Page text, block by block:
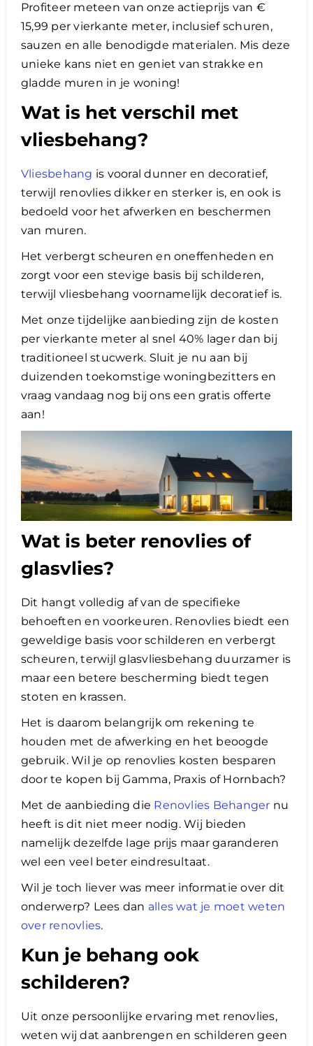
Profiteer meteen van onze actieprijs van €
15,99 per vierkante meter, inclusief schuren,
sauzen en alle benodigde materialen. Mis deze
unieke kans niet en geniet van strakke en
gladde muren in je woning!
Wat is het verschil met
vliesbehang?
Vliesbehang is vooral dunner en decoratief,
terwijl renovlies dikker en sterker is, en ook is
bedoeld voor het afwerken en beschermen
van muren.
Het verbergt scheuren en oneffenheden en
zorgt voor een stevige basis bij schilderen,
terwijl vliesbehang voornamelijk decoratief is.
Met onze tijdelijke aanbieding zijn de kosten
per vierkante meter al snel 40% lager dan bij
traditioneel stucwerk. Sluit je nu aan bij
duizenden toekomstige woningbezitters en
vraag vandaag nog bij ons een gratis offerte
aan!
Wat is beter renovlies of
glasvlies?
Dit hangt volledig af van de specifieke
behoeften en voorkeuren. Renovlies biedt een
geweldige basis voor schilderen en verbergt
scheuren, terwijl glasvliesbehang duurzamer is
maar een betere bescherming biedt tegen
stoten en krassen.
Het is daarom belangrijk om rekening te
houden met de afwerking en het beoogde
gebruik. Wil je op renovlies kosten besparen
door te kopen bij Gamma, Praxis of Hornbach?
Met de aanbieding die Renovlies Behanger nu
heeft is dit niet meer nodig. Wij bieden
namelijk dezelfde lage prijs maar garanderen
wel een veel beter eindresultaat.
Wil je toch liever was meer informatie over dit
onderwerp? Lees dan alles wat je moet weten
over renovlies.
Kun je behang ook
schilderen?
Uit onze persoonlijke ervaring met renovlies,
weten wij dat aanbrengen en schilderen geen